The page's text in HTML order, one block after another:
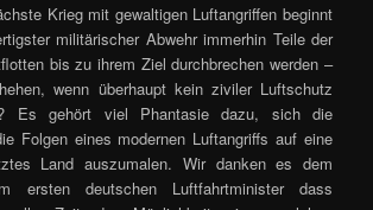
Krieg mit gewaltigen Luftangriffen beginnt
militärischer Abwehr immerhin Teile der
bis zu ihrem Ziel durchbrechen werden –
wenn überhaupt kein ziviler Luftschutz
Es gehört viel Phantasie dazu, sich die
Folgen eines modernen Luftangriffs auf eine
Land auszumalen. Wir danken es dem
ersten deutschen Luftfahrtminister dass